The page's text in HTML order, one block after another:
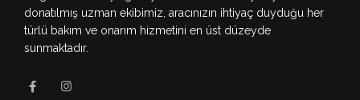
donatılmış uzman ekibimiz, aracınızın ihtiyaç duyduğu her
türlü bakım ve onarım hizmetini en üst düzeyde
sunmaktadır.